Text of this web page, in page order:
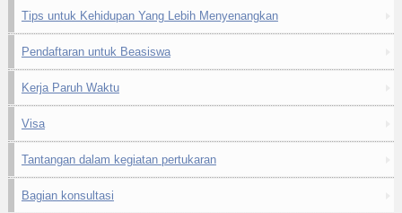
Tips untuk Kehidupan Yang Lebih Menyenangkan
Pendaftaran untuk Beasiswa
Kerja Paruh Waktu
Visa
Tantangan dalam kegiatan pertukaran
Bagian konsultasi